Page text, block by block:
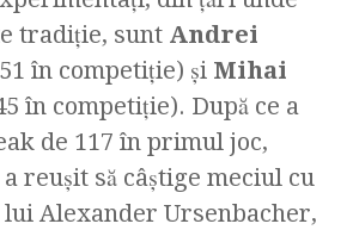
tradiţie, sunt Andrei
în competiţie) şi Mihai
în competiţie). După ce a
de 117 în primul joc,
reuşit să câştige meciul cu
Alexander Ursenbacher,